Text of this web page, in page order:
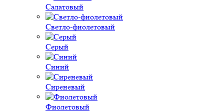
Салатовый
Светло-фиолетовый
Серый
Синий
Сиреневый
Фиолетовый